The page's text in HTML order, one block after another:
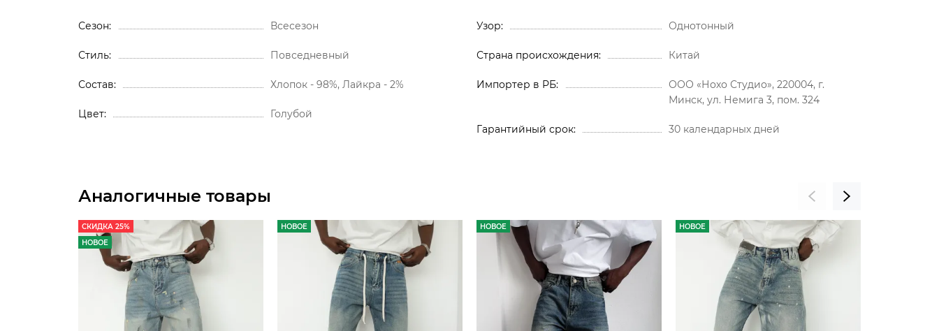
Сезон Всесезон
Стиль Повседневный
Состав Хлопок - 98%, Лайкра - 2%
Цвет Голубой
Узор Однотонный
Страна происхождения Китай
Импортер в РБ
ООО «Нохо Студио», 220004, г.
Минск, ул. Немига 3, пом. 324
Гарантийный срок 30 календарных дней
Аналогичные товары
СКИДКА 25%
НОВОЕ
НОВОЕ НОВОЕ НОВОЕ